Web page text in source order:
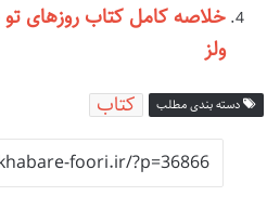
خلاصه کامل کتاب روزهای تو
ولز
دسته بندی مطلب کتاب